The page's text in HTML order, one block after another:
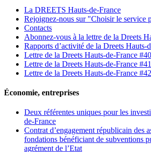
La DREETS Hauts-de-France
Rejoignez-nous sur "Choisir le service
Contacts
Abonnez-vous à la lettre de la Dreets
Rapports d’activité de la Dreets Hauts-
Lettre de la Dreets Hauts-de-France
Lettre de la Dreets Hauts-de-France
Lettre de la Dreets Hauts-de-France
Économie, entreprises
Deux référentes uniques pour les
de-France
Contrat d’engagement républicain des
fondations bénéficiant de subventions
agrément de l’Etat